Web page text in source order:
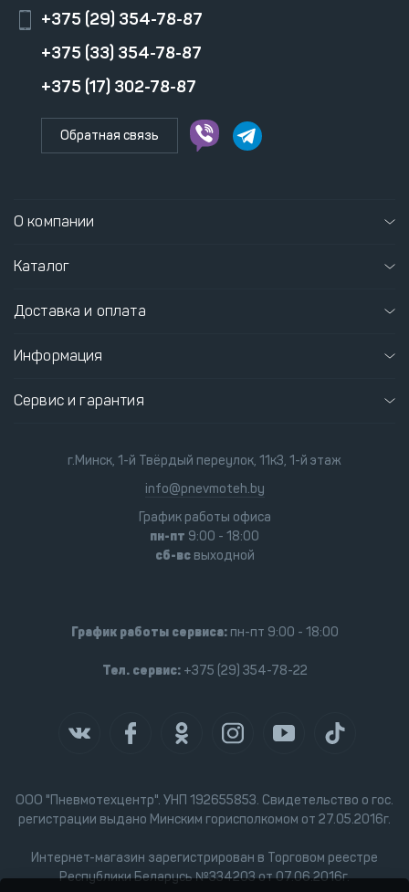
+375 (29) 354-78-87
+375 (33) 354-78-87
+375 (17) 302-78-87
Обратная связь
О компании
Каталог
Доставка и оплата
Информация
Сервис и гарантия
ООО "Пневмотехцентр". УНП 192655853. Свидетельство о гос.
регистрации выдано Минским горисполкомом от 27.05.2016г.
Интернет-магазин зарегистрирован в Торговом реестре
Республики Беларусь №334203 от 07.06.2016г.
г.Минск, 1-й Твёрдый переулок, 11к3, 1-й этаж
info@pnevmoteh.by
График работы офиса
пн-пт 9:00 - 18:00
сб-всвыходной
График работы сервиса:пн-пт 9:00 - 18:00
Тел. сервис:+375 (29) 354-78-22